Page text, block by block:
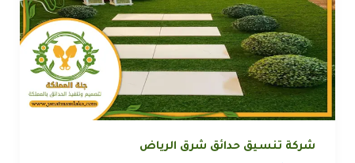
شركة تنسيق حدائق شرق الرياض